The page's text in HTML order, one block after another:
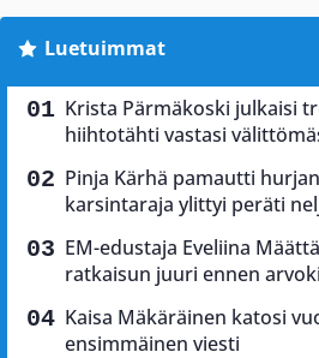
Luetuimmat
Krista Pärmäkoski julkaisi
hiihtotähti vastasi
Pinja Kärhä pamautti
karsintaraja ylittyi peräti
EM-edustaja Eveliina
ratkaisun juuri ennen
Kaisa Mäkäräinen katosi
ensimmäinen viesti